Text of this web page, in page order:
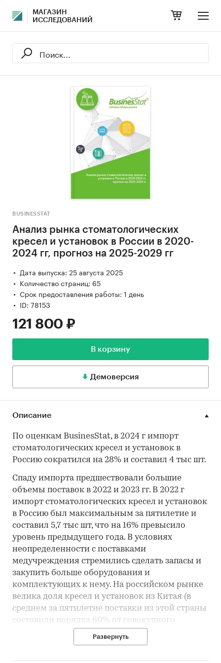
МАГАЗИН
ИССЛЕДОВАНИЙ
BUSINESSTAT
Анализ рынка стоматологических
кресел и установок в России в 2020-
2024 гг, прогноз на 2025-2029 гг
Дата выпуска: 25 августа 2025
Количество страниц: 65
Срок предоставления работы: 1 день
ID: 78153
121 800 ₽
В корзину
Демоверсия
Описание
По оценкам BusinesStat, в 2024 г импорт
стоматологических кресел и установок в
Россию сократился на 28% и составил 4 тыс шт.
Спаду импорта предшествовали большие
объемы поставок в 2022 и 2023 гг. В 2022 г
импорт стоматологических кресел и установок
в Россию был максимальным за пятилетие и
составил 5,7 тыс шт, что на 16% превысило
уровень предыдущего года. В условиях
неопределенности с поставками
медучреждения стремились сделать запасы и
закупить больше оборудования и
комплектующих к нему. На российском рынке
велика доля кресел и установок из Китая (в
среднем за пятилетие поставки из этой страны
составили порядка 60% от совокупного
импорта). Китайская продукция является
одной из самых дешевых, а сроки доставки
Развернуть